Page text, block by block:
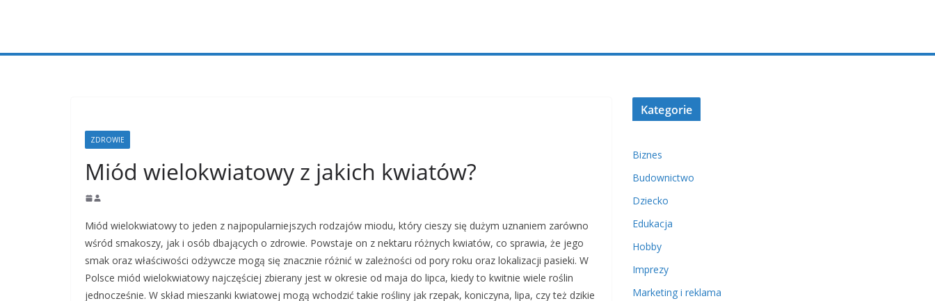
ZDROWIE
Miód wielokwiatowy z jakich kwiatów?
Miód wielokwiatowy to jeden z najpopularniejszych rodzajów miodu, który cieszy się dużym uznaniem zarówno
wśród smakoszy, jak i osób dbających o zdrowie. Powstaje on z nektaru różnych kwiatów, co sprawia, że jego
smak oraz właściwości odżywcze mogą się znacznie różnić w zależności od pory roku oraz lokalizacji pasieki. W
Polsce miód wielokwiatowy najczęściej zbierany jest w okresie od maja do lipca, kiedy to kwitnie wiele roślin
jednocześnie. W skład mieszanki kwiatowej mogą wchodzić takie rośliny jak rzepak, koniczyna, lipa, czy też dzikie
Kategorie
Biznes
Budownictwo
Dziecko
Edukacja
Hobby
Imprezy
Marketing i reklama